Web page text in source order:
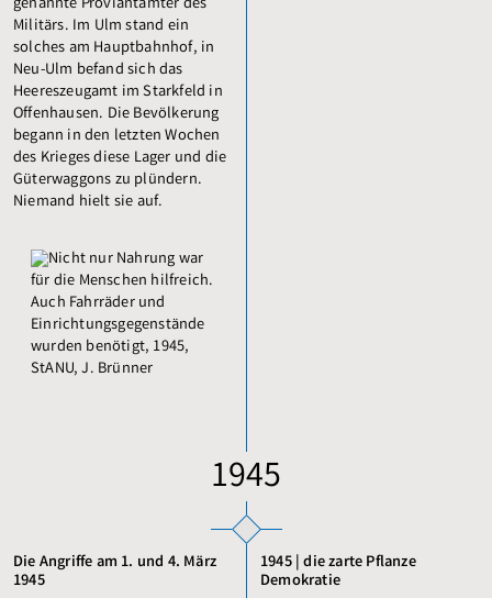
genannte Proviantämter des
Militärs. Im Ulm stand ein
solches am Hauptbahnhof, in
Neu-Ulm befand sich das
Heereszeugamt im Starkfeld in
Offenhausen. Die Bevölkerung
begann in den letzten Wochen
des Krieges diese Lager und die
Güterwaggons zu plündern.
Niemand hielt sie auf.
1945
Die Angriffe am 1. und 4. März
1945
1945 | die zarte Pflanze
Demokratie